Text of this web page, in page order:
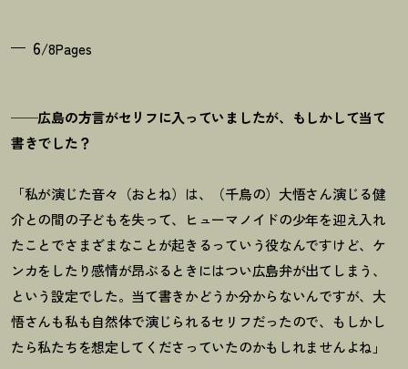
6/8Pages
──広島の方言がセリフに入っていましたが、もしかして当て
書きでした？
「私が演じた音々（おとね）は、（千鳥の）大悟さん演じる健
介との間の子どもを失って、ヒューマノイドの少年を迎え入れ
たことでさまざまなことが起きるっていう役なんですけど、ケ
ンカをしたり感情が昂ぶるときにはつい広島弁が出てしまう、
という設定でした。当て書きかどうか分からないんですが、大
悟さんも私も自然体で演じられるセリフだったので、もしかし
たら私たちを想定してくださっていたのかもしれませんよね」